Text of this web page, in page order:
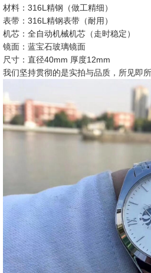
材料：316L精钢（做工精细）
表带：316L精钢表带（耐用）
机芯：全自动机械机芯（走时稳定）
镜面：蓝宝石玻璃镜面
尺寸：直径40mm 厚度12mm
我们坚持贯彻的是实拍与品质，所见即